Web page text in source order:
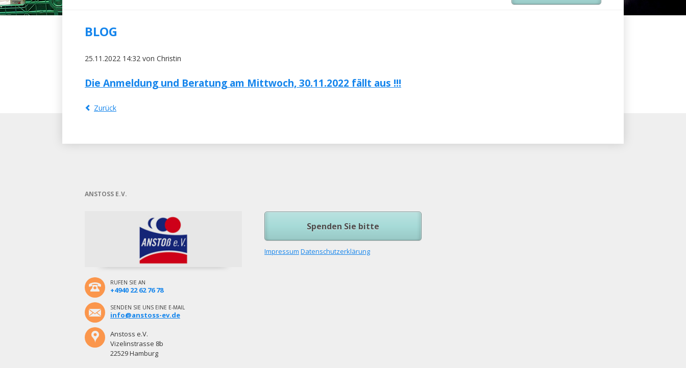
BLOG
25.11.2022 14:32 von Christin
Die Anmeldung und Beratung am Mittwoch, 30.11.2022 fällt aus !!!
Zurück
ANSTOSS E.V.
RUFEN SIE AN
+4940 22 62 76 78
SENDEN SIE UNS EINE E-MAIL
info@anstoss-ev.de
Anstoss e.V.
Vizelinstrasse 8b
22529 Hamburg
Spenden Sie bitte
Impressum Datenschutzerklärung